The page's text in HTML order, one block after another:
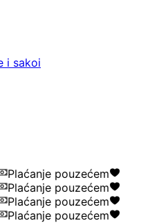
i sakoi
pouzećem
pouzećem
pouzećem
pouzećem